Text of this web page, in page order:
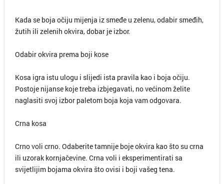
Kada se boja očiju mijenja iz smeđe u zelenu, odabir smeđih,
žutih ili zelenih okvira, dobar je izbor.
Odabir okvira prema boji kose
Kosa igra istu ulogu i slijedi ista pravila kao i boja očiju.
Postoje nijanse koje treba izbjegavati, no većinom želite
naglasiti svoj izbor paletom boja koja vam odgovara.
Crna kosa
Crno voli crno. Odaberite tamnije boje okvira kao što su crna
ili uzorak kornjačevine. Crna voli i eksperimentirati sa
svijetlijim bojama okvira što ovisi i boji vašeg tena.